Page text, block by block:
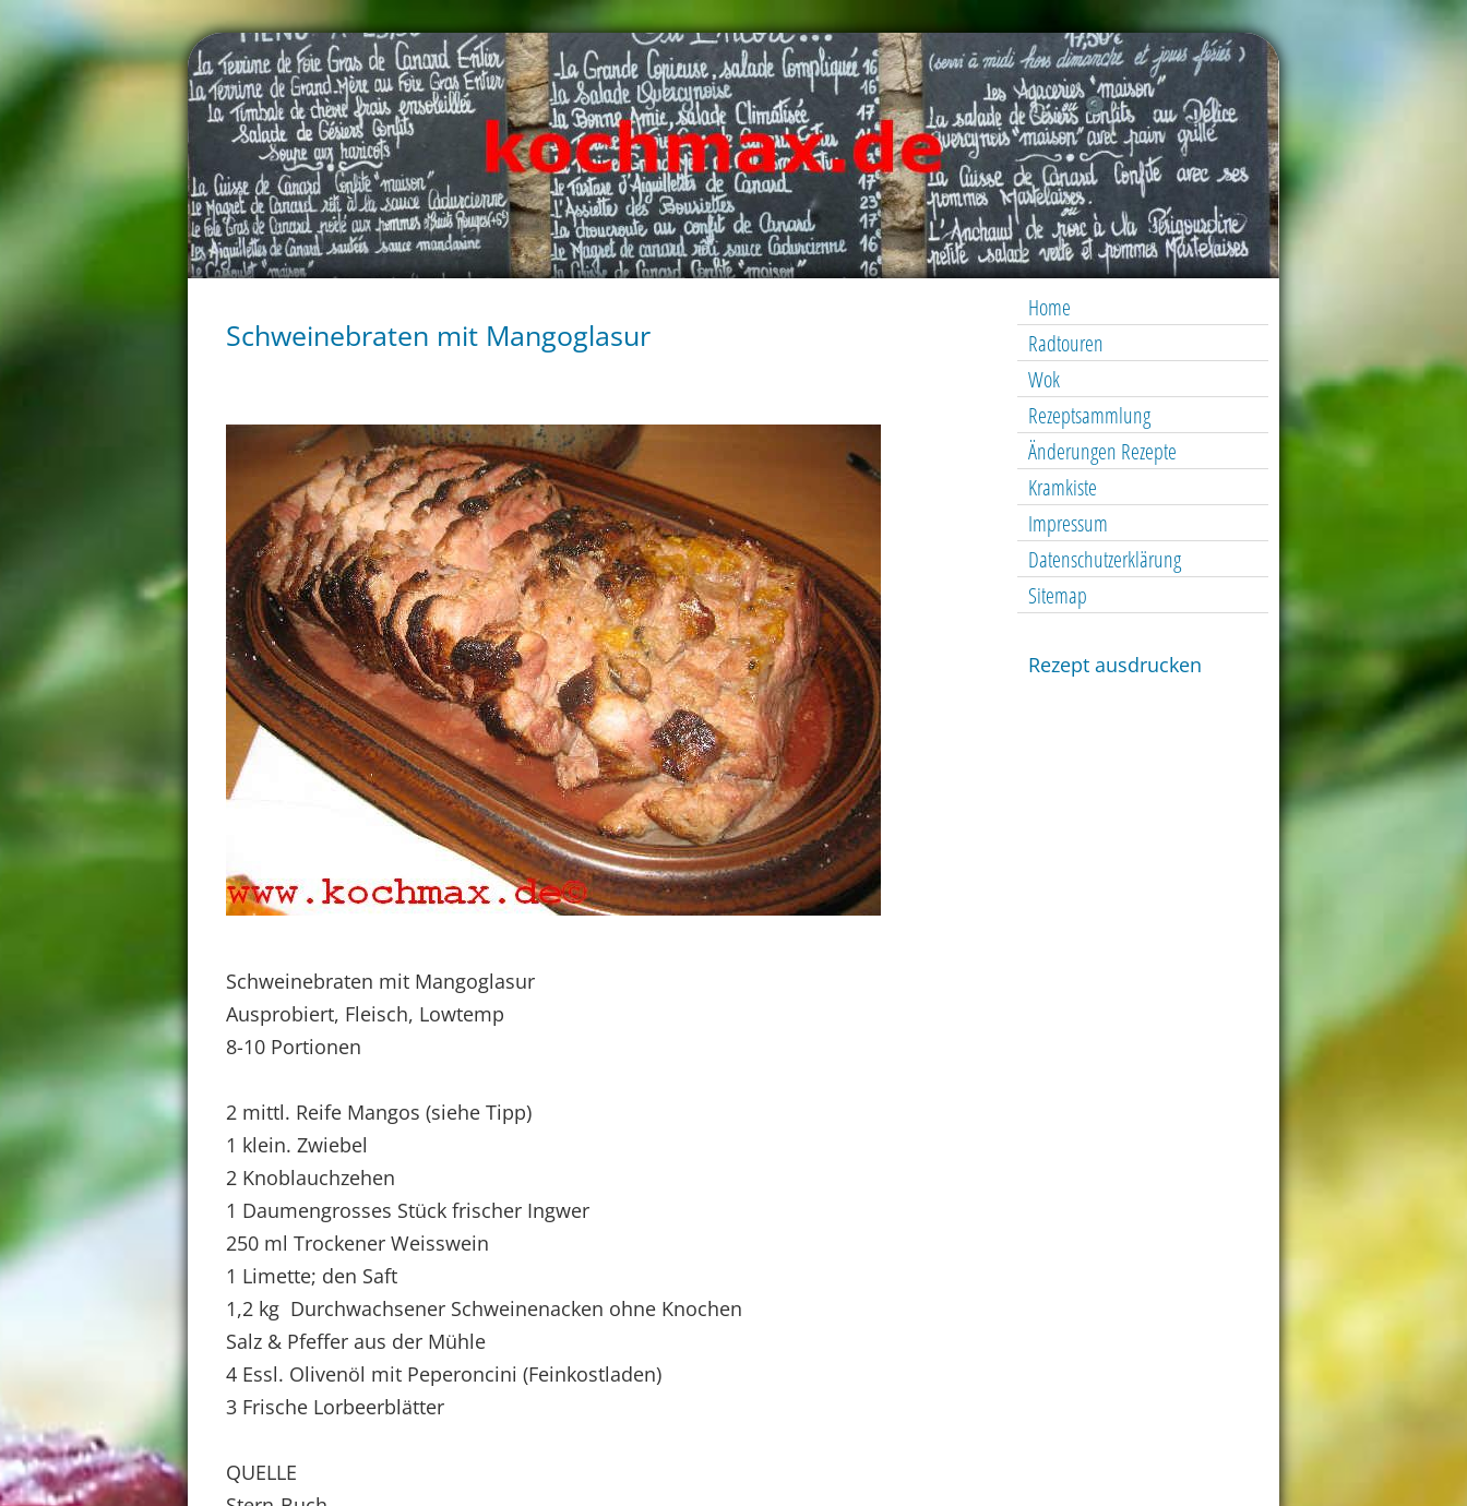
Home
Radtouren
Wok
Rezeptsammlung
Änderungen Rezepte
Kramkiste
Impressum
Datenschutzerklärung
Sitemap
Rezept ausdrucken
Schweinebraten mit Mangoglasur
Schweinebraten mit Mangoglasur
Ausprobiert, Fleisch, Lowtemp
8-10 Portionen
2 mittl. Reife Mangos (siehe Tipp)
1 klein. Zwiebel
2 Knoblauchzehen
1 Daumengrosses Stück frischer Ingwer
250 ml Trockener Weisswein
1 Limette; den Saft
1,2 kg Durchwachsener Schweinenacken ohne Knochen
Salz & Pfeffer aus der Mühle
4 Essl. Olivenöl mit Peperoncini (Feinkostladen)
3 Frische Lorbeerblätter
QUELLE